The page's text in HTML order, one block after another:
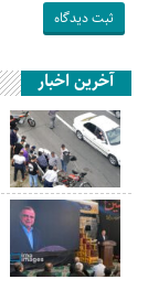
آخرین اخبار